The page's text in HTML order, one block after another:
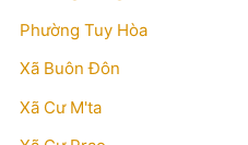
Phường Tuy Hòa
Xã Buôn Đôn
Xã Cư M'ta